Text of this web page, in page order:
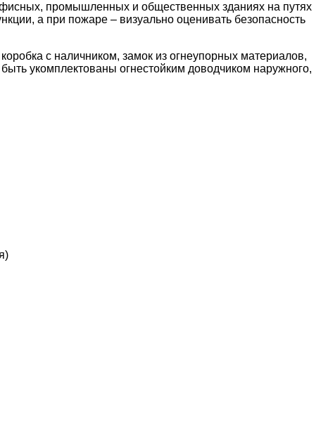
промышленных и общественных зданиях на путях
а при пожаре – визуально оценивать безопасность
с наличником, замок из огнеупорных материалов,
укомплектованы огнестойким доводчиком наружного,